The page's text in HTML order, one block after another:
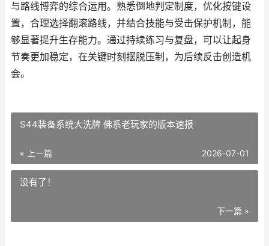
与路线博弈的综合运用。熟悉倒地判定制度，优化按键设
置，合理选择翻滚路线，并结合技能与受击保护机制，能
够显著提升生存能力。通过持续练习与复盘，可以让起身
节奏更加稳定，在关键时刻摆脱压制，为后续反击创造机
会。
S44装备系统大洗牌 佛系老玩家的版本速报
« 上一篇 2026-07-01
没有了！
下一篇 »